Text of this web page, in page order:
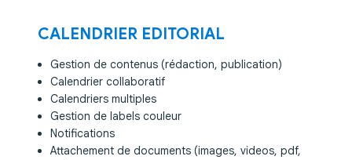
CALENDRIER EDITORIAL
Gestion de contenus (rédaction, publication)
Calendrier collaboratif
Calendriers multiples
Gestion de labels couleur
Notifications
Attachement de documents (images, videos, pdf,